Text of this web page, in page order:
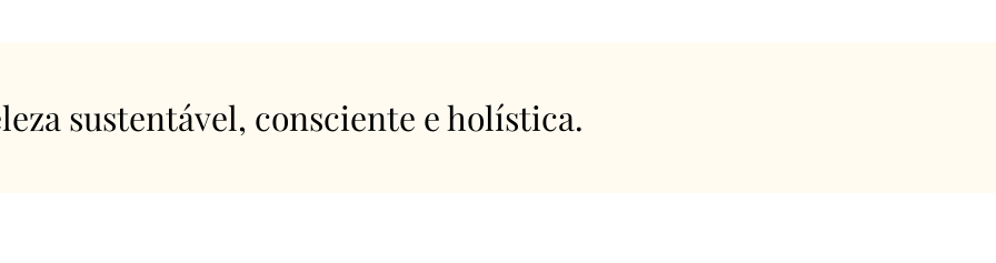
sustentável, consciente e holística.